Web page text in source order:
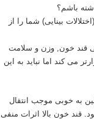
باشم؟
رتینوپاتی (اختلالات بینایی) شما را از
دیابت نوع ۲ است. با فعالیت بدنی قند خون, وزن و سلامت
می کند اما نباید به این
انسولین به خوبی موجب انتقال
قند خون بالا اثرات منفی